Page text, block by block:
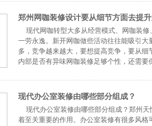
郑州网咖装修设计要从细节方面去提
现代网咖转型大多从经营模式、网咖装修
一劳永逸。新开网咖做些活动往往能吸引
多，竞争越来越大，要想提高竞争，要从
内部是否有异味网咖装修足够个性，还需要
现代办公室装修由哪些部分组成？
现代办公室装修由哪些部分组成？郑州天
着至关重要的作用。办公室装修有很多风